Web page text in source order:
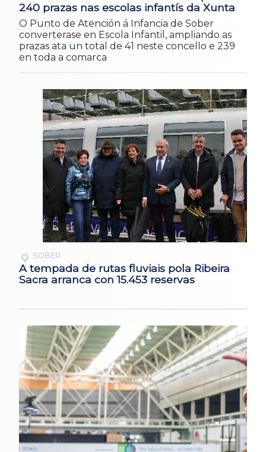
240 prazas nas escolas infantís da Xunta
O Punto de Atención á Infancia de Sober
converterase en Escola Infantil, ampliando as
prazas ata un total de 41 neste concello e 239
en toda a comarca
SOBER
A tempada de rutas fluviais pola Ribeira
Sacra arranca con 15.453 reservas